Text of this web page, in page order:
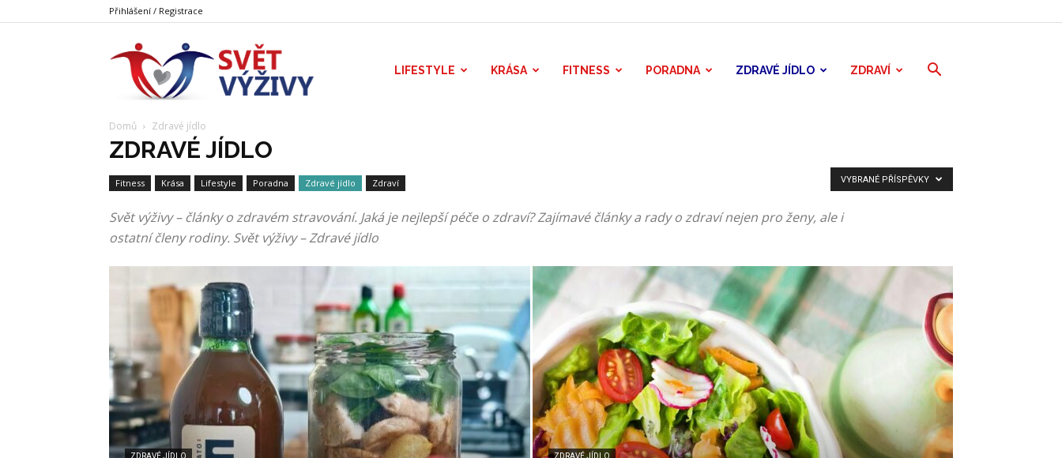
Přihlášení / Registrace
LIFESTYLE KRÁSA FITNESS PORADNA ZDRAVÉ JÍDLO ZDRAVÍ
Domů Zdravé jídlo
ZDRAVÉ JÍDLO
Fitness Krása Lifestyle Poradna Zdravé jídlo Zdraví
Svět výživy – články o zdravém stravování. Jaká je nejlepší péče o zdraví? Zajímavé články a rady o zdraví nejen pro ženy, ale i
ostatní členy rodiny. Svět výživy – Zdravé jídlo
VYBRANÉ PŘÍSPĚVKY
ZDRAVÉ JÍDLO ZDRAVÉ JÍDLO